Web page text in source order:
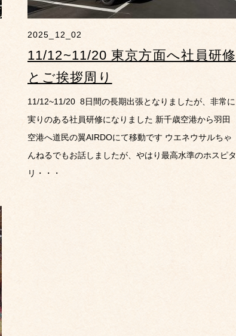
2025_12_02
11/12~11/20 東京方面へ社員研修
とご挨拶周り
11/12~11/20 8日間の長期出張となりましたが、非常に
実りのある社員研修になりました 新千歳空港から羽田
空港へ道民の翼AIRDOにて移動です ウエネウサルちゃ
んねるでもお話しましたが、やはり最高水準のホスピタ
リ・・・